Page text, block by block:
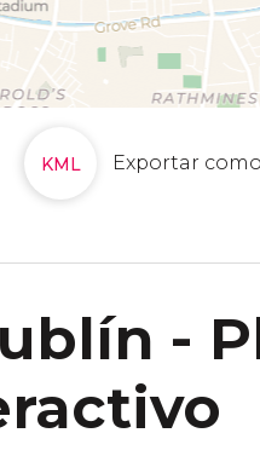
Exportar
-